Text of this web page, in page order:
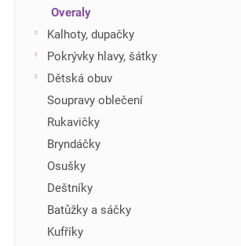
Overaly
Kalhoty, dupačky
Pokrývky hlavy, šátky
Dětská obuv
Soupravy oblečení
Rukavičky
Bryndáčky
Osušky
Deštníky
Batůžky a sáčky
Kufříky